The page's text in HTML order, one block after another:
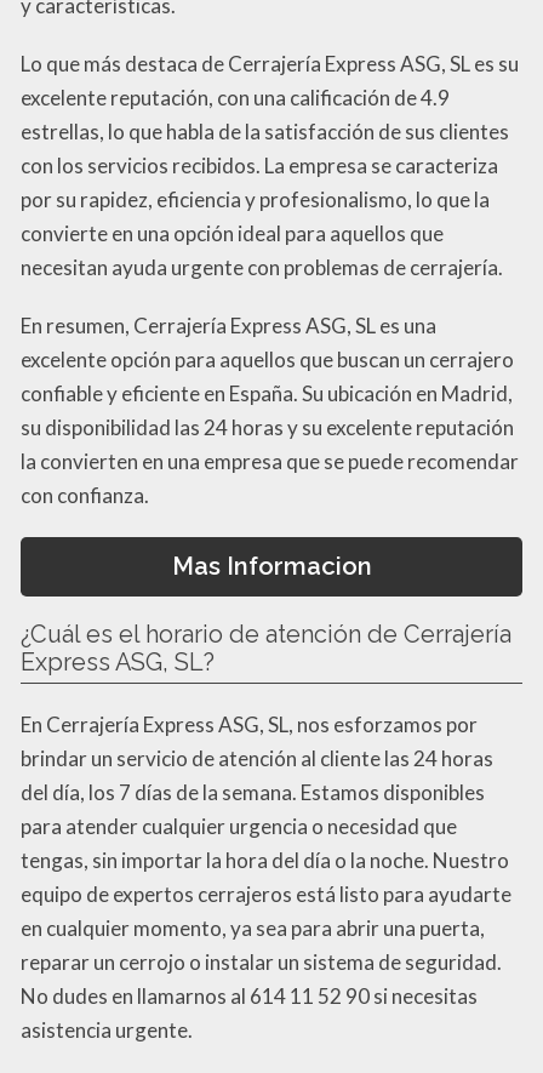
y características.
Lo que más destaca de Cerrajería Express ASG, SL es su
excelente reputación, con una calificación de 4.9
estrellas, lo que habla de la satisfacción de sus clientes
con los servicios recibidos. La empresa se caracteriza
por su rapidez, eficiencia y profesionalismo, lo que la
convierte en una opción ideal para aquellos que
necesitan ayuda urgente con problemas de cerrajería.
En resumen, Cerrajería Express ASG, SL es una
excelente opción para aquellos que buscan un cerrajero
confiable y eficiente en España. Su ubicación en Madrid,
su disponibilidad las 24 horas y su excelente reputación
la convierten en una empresa que se puede recomendar
con confianza.
Mas Informacion
¿Cuál es el horario de atención de Cerrajería
Express ASG, SL?
En Cerrajería Express ASG, SL, nos esforzamos por
brindar un servicio de atención al cliente las 24 horas
del día, los 7 días de la semana. Estamos disponibles
para atender cualquier urgencia o necesidad que
tengas, sin importar la hora del día o la noche. Nuestro
equipo de expertos cerrajeros está listo para ayudarte
en cualquier momento, ya sea para abrir una puerta,
reparar un cerrojo o instalar un sistema de seguridad.
No dudes en llamarnos al 614 11 52 90 si necesitas
asistencia urgente.